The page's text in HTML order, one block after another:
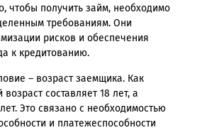
чтобы получить займ, необходимо
требованиям. Они
рисков и обеспечения
к кредитованию.
– возраст заемщика. Как
составляет 18 лет, а
Это связано с необходимостью
и платежеспособности